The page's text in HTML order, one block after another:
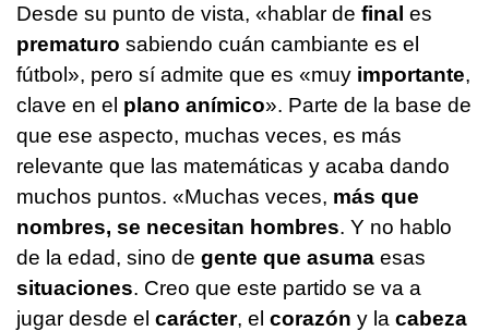
Desde su punto de vista, «hablar de final es
prematuro sabiendo cuán cambiante es el
fútbol», pero sí admite que es «muy importante,
clave en el plano anímico». Parte de la base de
que ese aspecto, muchas veces, es más
relevante que las matemáticas y acaba dando
muchos puntos. «Muchas veces, más que
nombres, se necesitan hombres. Y no hablo
de la edad, sino de gente que asuma esas
situaciones. Creo que este partido se va a
jugar desde el carácter, el corazón y la cabeza